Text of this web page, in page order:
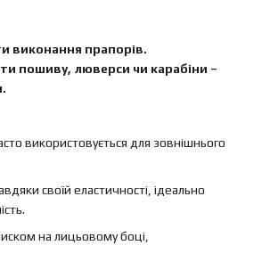
виконання прапорів.
пошиву, люверси чи карабіни –
використовується для зовнішнього
своїй еластичності, ідеально
на лицьовому боці,